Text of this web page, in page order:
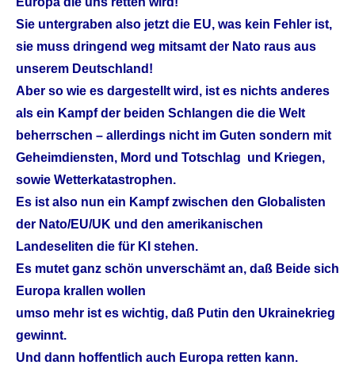
Sie untergraben also jetzt die EU, was kein Fehler ist,
sie muss dringend weg mitsamt der Nato raus aus
unserem Deutschland!
Aber so wie es dargestellt wird, ist es nichts anderes
als ein Kampf der beiden Schlangen die die Welt
beherrschen – allerdings nicht im Guten sondern mit
Geheimdiensten, Mord und Totschlag und Kriegen,
sowie Wetterkatastrophen.
Es ist also nun ein Kampf zwischen den Globalisten
der Nato/EU/UK und den amerikanischen
Landeseliten die für KI stehen.
Es mutet ganz schön unverschämt an, daß Beide sich
Europa krallen wollen
umso mehr ist es wichtig, daß Putin den Ukrainekrieg
gewinnt.
Und dann hoffentlich auch Europa retten kann.